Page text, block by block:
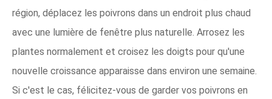
région, déplacez les poivrons dans un endroit plus chaud
avec une lumière de fenêtre plus naturelle. Arrosez les
plantes normalement et croisez les doigts pour qu'une
nouvelle croissance apparaisse dans environ une semaine.
Si c'est le cas, félicitez-vous de garder vos poivrons en